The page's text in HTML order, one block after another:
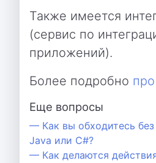
Также имеется
(сервис по
приложений).
Более подробно
Еще вопросы
— Как вы обходитесь без
Java или C#?
— Как делаются